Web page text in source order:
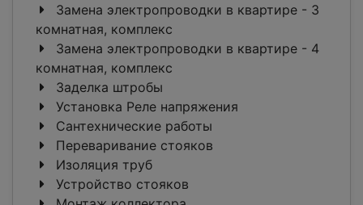
Замена электропроводки в квартире - 3
комнатная, комплекс
Замена электропроводки в квартире - 4
комнатная, комплекс
Заделка штробы
Установка Реле напряжения
Сантехнические работы
Переваривание стояков
Изоляция труб
Устройство стояков